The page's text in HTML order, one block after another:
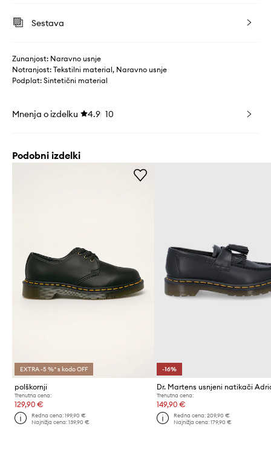
Sestava
Zunanjost: Naravno usnje
Notranjost: Tekstilni material, Naravno usnje
Podplat: Sintetični material
Mnenja o izdelku 4.9 10
Podobni izdelki
EXTRA -5 %* s kodo OFF
polškornji
Trenutna cena:
129,90 €
Redna cena:199,90 €
Najnižja cena:139,90 €
-16%
Dr. Martens usnjeni natikači
Trenutna cena:
149,90 €
Redna cena: 209,90 €
Najnižja cena: 179,90 €